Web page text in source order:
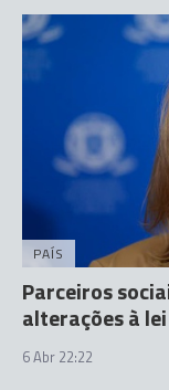
PAÍS
Parceiros
alterações à
6 Abr 22:22